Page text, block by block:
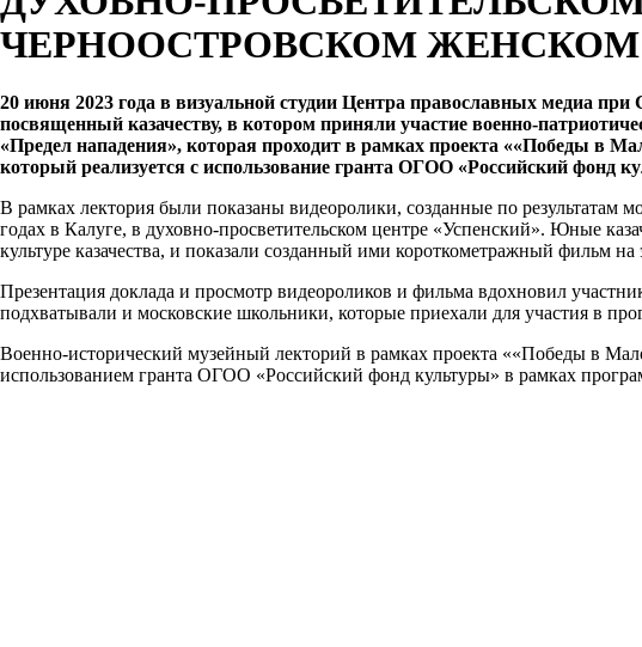
ЧЕРНООСТРОВСКОМ
20 июня 2023 года в визуальной студии Центра православных медиа
посвященный казачеству, в котором приняли участие военно-
«Предел нападения», которая проходит в рамках проекта ««Победы в
который реализуется с использование гранта ОГОО «Российский фонд
В рамках лектория были показаны видеоролики, созданные по
годах в Калуге, в духовно-просветительском центре «Успенский». Юные
культуре казачества, и показали созданный ими короткометражный фильм на
Презентация доклада и просмотр видеороликов и фильма вдохновил
подхватывали и московские школьники, которые приехали для участия в
Военно-исторический музейный лекторий в рамках проекта ««Победы в
использованием гранта ОГОО «Российский фонд культуры» в рамках